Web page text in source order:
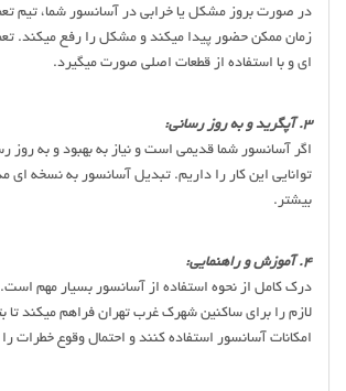
در صورت بروز مشکل یا خرابی در آسانسور شما، تیم
زمان ممکن حضور پیدا میکند و مشکل را رفع میکند.
ای و با استفاده از قطعات اصلی صورت میگیرد.
3. آپگرید و به روز رسانی:
اگر آسانسور شما قدیمی است و نیاز به بهبود و به روز
توانایی این کار را داریم. تبدیل آسانسور به نسخه ای
بیشتر.
4. آموزش و راهنمایی:
درک کامل از نحوه استفاده از آسانسور بسیار مهم
لازم را برای ساکنین شهرک غرب تهران فراهم میکند تا
امکانات آسانسور استفاده کنند و احتمال وقوع خطرات